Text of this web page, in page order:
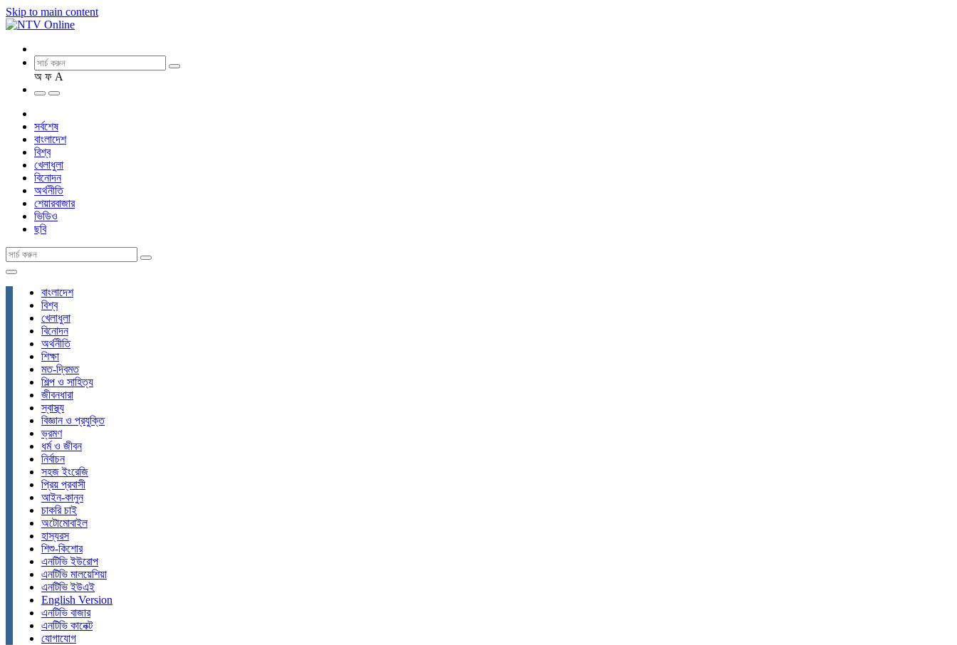
Skip to main content
অ ফ A
সর্বশেষ
বাংলাদেশ
বিশ্ব
খেলাধুলা
বিনোদন
অর্থনীতি
শেয়ারবাজার
ভিডিও
ছবি
বাংলাদেশ
বিশ্ব
খেলাধুলা
বিনোদন
অর্থনীতি
শিক্ষা
মত-দ্বিমত
শিল্প ও সাহিত্য
জীবনধারা
স্বাস্থ্য
বিজ্ঞান ও প্রযুক্তি
ভ্রমণ
ধর্ম ও জীবন
নির্বাচন
সহজ ইংরেজি
প্রিয় প্রবাসী
আইন-কানুন
চাকরি চাই
অটোমোবাইল
হাস্যরস
শিশু-কিশোর
এনটিভি ইউরোপ
এনটিভি মালয়েশিয়া
এনটিভি ইউএই
English Version
এনটিভি বাজার
এনটিভি কানেক্ট
যোগাযোগ